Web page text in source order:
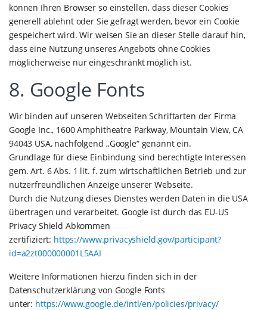
können Ihren Browser so einstellen, dass dieser Cookies
generell ablehnt oder Sie gefragt werden, bevor ein Cookie
gespeichert wird. Wir weisen Sie an dieser Stelle darauf hin,
dass eine Nutzung unseres Angebots ohne Cookies
möglicherweise nur eingeschränkt möglich ist.
8. Google Fonts
Wir binden auf unseren Webseiten Schriftarten der Firma
Google Inc., 1600 Amphitheatre Parkway, Mountain View, CA
94043 USA, nachfolgend „Google“ genannt ein.
Grundlage für diese Einbindung sind berechtigte Interessen
gem. Art. 6 Abs. 1 lit. f. zum wirtschaftlichen Betrieb und zur
nutzerfreundlichen Anzeige unserer Webseite.
Durch die Nutzung dieses Dienstes werden Daten in die USA
übertragen und verarbeitet. Google ist durch das EU-US
Privacy Shield Abkommen
zertifiziert: https://www.privacyshield.gov/participant?
id=a2zt000000001L5AAI
Weitere Informationen hierzu finden sich in der
Datenschutzerklärung von Google Fonts
unter: https://www.google.de/intl/en/policies/privacy/